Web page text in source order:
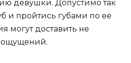
девушки. Допустимо так
и пройтись губами по её
могут доставить не